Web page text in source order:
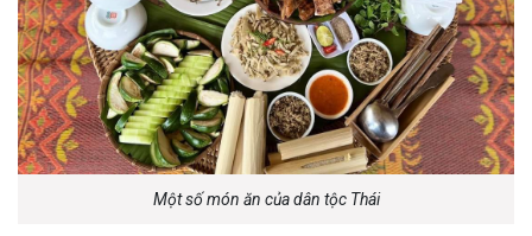
Một số món ăn của dân tộc Thái